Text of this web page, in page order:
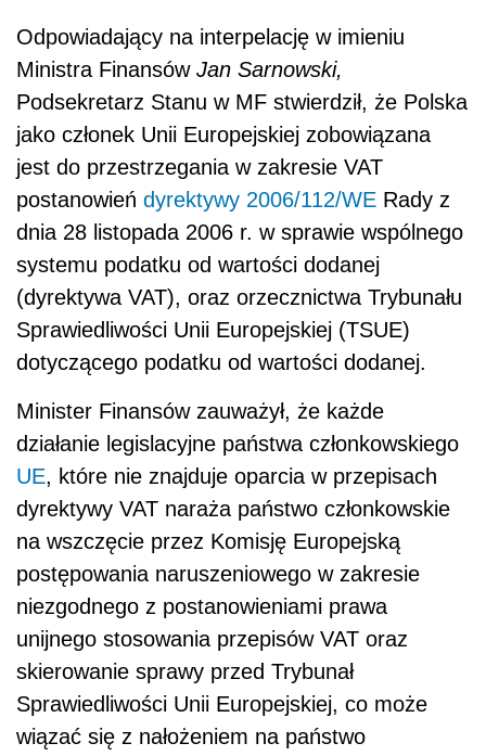
Odpowiadający na interpelację w imieniu
Ministra Finansów Jan Sarnowski,
Podsekretarz Stanu w MF stwierdził, że Polska
jako członek Unii Europejskiej zobowiązana
jest do przestrzegania w zakresie VAT
postanowień dyrektywy 2006/112/WE Rady z
dnia 28 listopada 2006 r. w sprawie wspólnego
systemu podatku od wartości dodanej
(dyrektywa VAT), oraz orzecznictwa Trybunału
Sprawiedliwości Unii Europejskiej (TSUE)
dotyczącego podatku od wartości dodanej.
Minister Finansów zauważył, że każde
działanie legislacyjne państwa członkowskiego
UE, które nie znajduje oparcia w przepisach
dyrektywy VAT naraża państwo członkowskie
na wszczęcie przez Komisję Europejską
postępowania naruszeniowego w zakresie
niezgodnego z postanowieniami prawa
unijnego stosowania przepisów VAT oraz
skierowanie sprawy przed Trybunał
Sprawiedliwości Unii Europejskiej, co może
wiązać się z nałożeniem na państwo